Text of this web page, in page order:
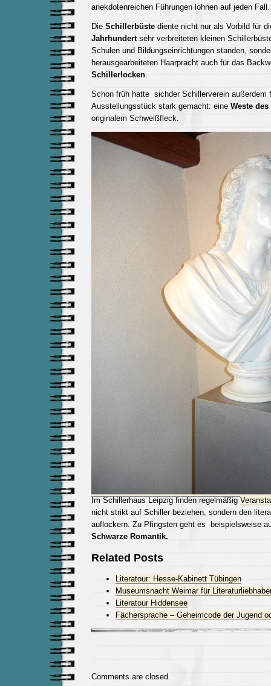
anekdotenreichen Führungen lohnen auf jeden Fall.
DieSchillerbüstediente nicht nur als Vorbild für
Jahrhundertsehr verbreiteten kleinen
Schulen und Bildungseinrichtungen standen,
herausgearbeiteten Haarpracht auch für das
Schillerlocken.
Schon früh hatte sichder Schillerverein außerdem
Ausstellungsstück stark gemacht: eine Weste
originalem Schweißfleck.
Im Schillerhaus Leipzig finden regelmäßig
nicht strikt auf Schiller beziehen, sondern den
auflockern. Zu Pfingsten geht es beispielsweise
Schwarze Romantik.
Related Posts
Literatour: Hesse-Kabinett Tübingen
Museumsnacht Weimar für
Literatour Hiddensee
Fächersprache – Geheimcode der Jugend
Comments are closed.